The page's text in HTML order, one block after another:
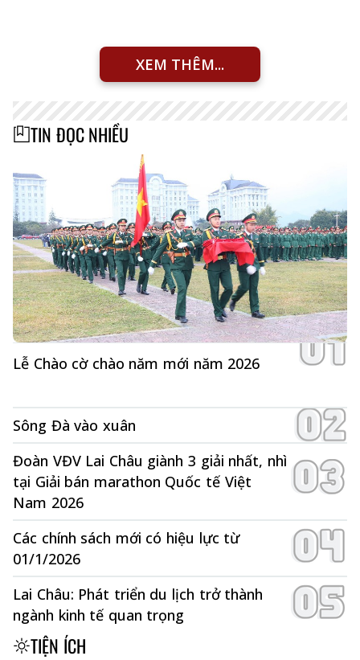
XEM THÊM...
TIN ĐỌC NHIỀU
Lễ Chào cờ chào năm mới năm 2026
Sông Đà vào xuân
Đoàn VĐV Lai Châu giành 3 giải nhất, nhì
tại Giải bán marathon Quốc tế Việt
Nam 2026
Các chính sách mới có hiệu lực từ
01/1/2026
Lai Châu: Phát triển du lịch trở thành
ngành kinh tế quan trọng
TIỆN ÍCH